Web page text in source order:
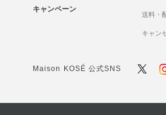
キャンペーン
送料・
キャン
Maison KOSÉ 公式SNS